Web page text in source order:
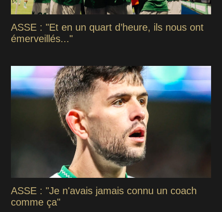
ASSE : "Et en un quart d’heure, ils nous ont
émerveillés..."
ASSE : "Je n'avais jamais connu un coach
comme ça"